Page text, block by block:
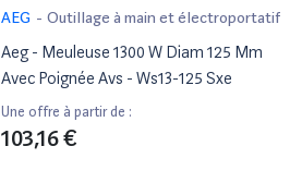
AEG - Outillage à main et électroportatif
Aeg - Meuleuse 1300 W Diam 125 Mm
Avec Poignée Avs - Ws13-125 Sxe
Une offre à partir de :
103,16 €